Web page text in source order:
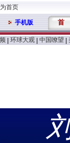
首页
手机版 首
环球大观 中国嘹望